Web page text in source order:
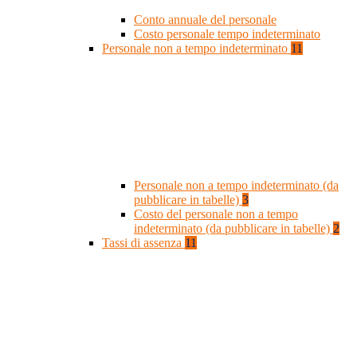
Conto annuale del personale
Costo personale tempo indeterminato
Personale non a tempo indeterminato 11
Personale non a tempo indeterminato (da
pubblicare in tabelle) 3
Costo del personale non a tempo
indeterminato (da pubblicare in tabelle) 2
Tassi di assenza 11